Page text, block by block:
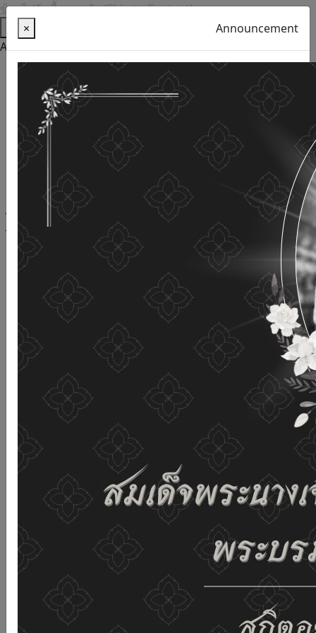
ข้ามไปยังเนื้อหาหลัก (Skip to Content)
Help
Accessibility Tools
Thai language
English
Increase the font size
Reduce font size
Normal font size
High Definition
Negative sharpness
Normal Definition
Open and read with voice
Turn off voice reading
Site map
This website uses cookies (Cookies)
The Department of Older Persons Affairs
values ​​your
personal information for the purpose of developing
and improving the website. If you use this website
without changing any settings it means that you agree
to receive cookies on the website and our privacy
policy.
See details Accept all
02-659-6811 saraban@dop.mail.go.th
Change display settings
CCC
× Announcement